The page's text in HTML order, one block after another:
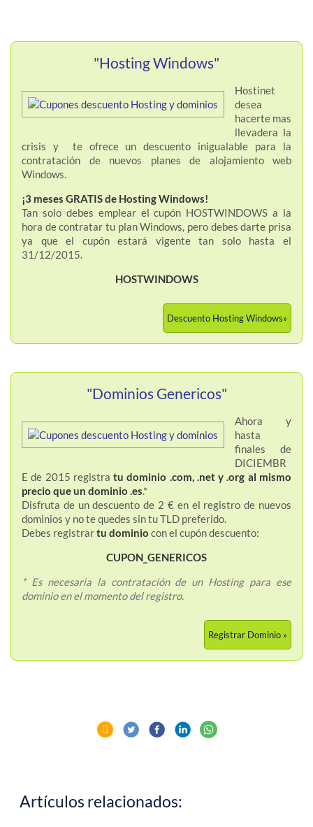
"Hosting Windows"
Hostinet
desea
hacerte mas
llevadera la
crisis y te ofrece un descuento inigualable para la
contratación de nuevos planes de alojamiento web
Windows.
¡3 meses GRATIS de Hosting Windows!
Tan solo debes emplear el cupón HOSTWINDOWS a la
hora de contratar tu plan Windows, pero debes darte prisa
ya que el cupón estará vigente tan solo hasta el
31/12/2015.
HOSTWINDOWS
Descuento Hosting Windows»
"Dominios Genericos"
Ahora y
hasta
finales de
DICIEMBR
E de 2015 registra tu dominio .com, .net y .org al mismo
precio que un dominio .es.*
Disfruta de un descuento de 2 € en el registro de nuevos
dominios y no te quedes sin tu TLD preferido.
Debes registrartu dominio con el cupón descuento:
CUPON_GENERICOS
* Es necesaria la contratación de un Hosting para ese
dominio en el momento del registro.
Registrar Dominio »
Artículos relacionados: